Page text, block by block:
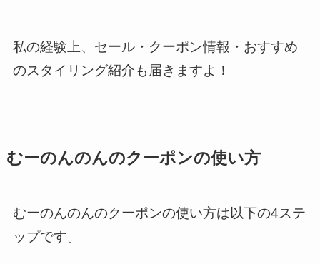
私の経験上、セール・クーポン情報・おすすめ
のスタイリング紹介も届きますよ！
むーのんのんのクーポンの使い方
むーのんのんのクーポンの使い方は以下の4ステ
ップです。